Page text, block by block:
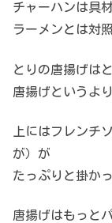
チャーハンは具
ラーメンとは対
とりの唐揚げは
唐揚げというよ
上にはフレンチ
が）が
たっぷりと掛か
唐揚げはもっと